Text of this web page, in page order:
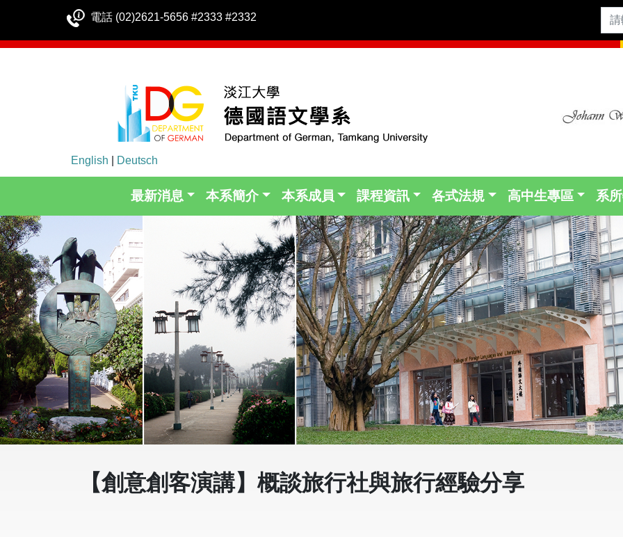
電話 (02)2621-5656 #2333 #2332
English Deutsch
最新消息 本系簡介 本系成員 課程資訊 各式法規 高中生專區 系
【創意創客演講】概談旅行社與旅行經驗分享